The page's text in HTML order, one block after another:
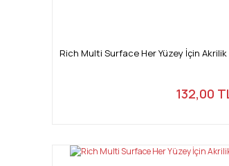
Rich Multi Surface Her Yüzey İçin Akrilik
132,00